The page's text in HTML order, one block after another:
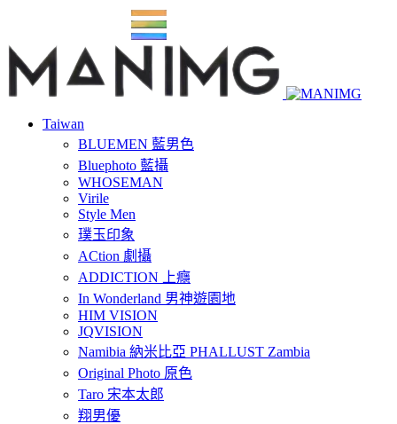
Taiwan
BLUEMEN 藍男色
Bluephoto 藍攝
WHOSEMAN
Virile
Style Men
璞玉印象
ACtion 劇攝
ADDICTION 上癮
In Wonderland 男神遊園地
HIM VISION
JQVISION
Namibia 納米比亞 PHALLUST Zambia
Original Photo 原色
Taro 宋本太郎
翔男優